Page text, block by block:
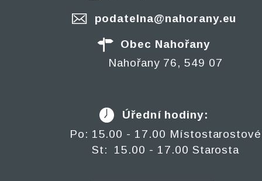
podatelna@nahorany.eu
Obec Nahořany
Nahořany 76, 549 07
Úřední hodiny:
Po: 15.00 - 17.00 Místostarostové
St: 15.00 - 17.00 Starosta